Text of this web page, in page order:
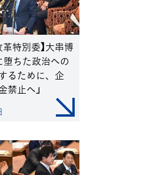
革特別委】大串博
堕ちた政治への
るために、企
禁止へ」